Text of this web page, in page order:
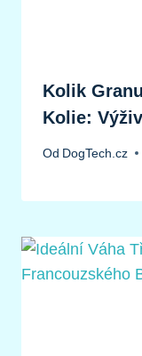
Kolik
Kolie:
Od DogTech.cz